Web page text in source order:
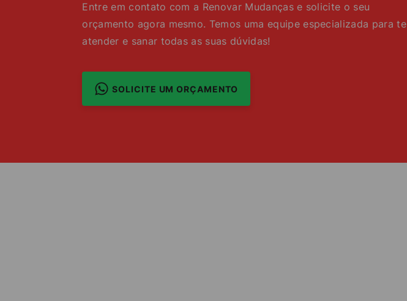
Entre em contato com a Renovar Mudanças e solicite o seu
orçamento agora mesmo. Temos uma equipe especializada para te
atender e sanar todas as suas dúvidas!
SOLICITE UM ORÇAMENTO